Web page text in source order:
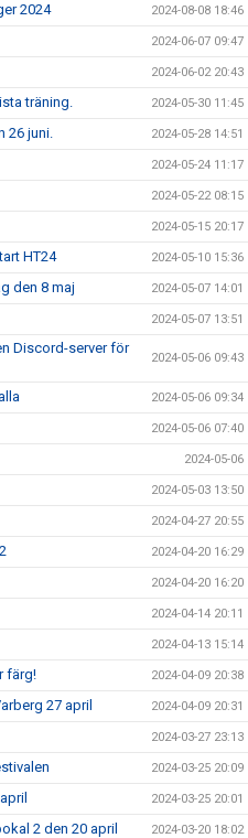
2024 2024-08-08 18:46
2024-06-07 09:47
2024-06-02 20:43
träning. 2024-05-30 11:45
26 juni. 2024-05-28 14:51
2024-05-24 11:17
2024-05-22 08:15
2024-05-15 20:17
HT24 2024-05-10 15:36
den 8 maj 2024-05-07 14:01
2024-05-07 13:51
Discord-server för
2024-05-06 09:43
2024-05-06 09:34
2024-05-06 07:40
2024-05-06
2024-05-03 13:50
2024-04-27 20:55
2024-04-20 16:29
2024-04-20 16:20
2024-04-14 20:11
2024-04-13 15:14
färg! 2024-04-09 20:38
27 april 2024-04-09 20:31
2024-03-27 23:13
2024-03-25 20:09
2024-03-25 20:01
2 den 20 april 2024-03-20 18:02